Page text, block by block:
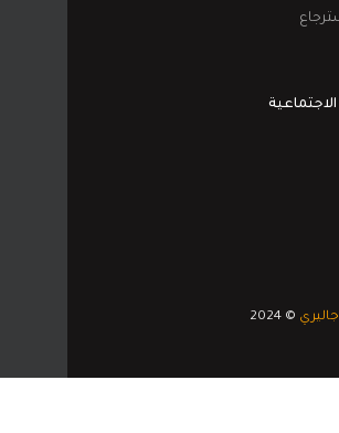
© 2024